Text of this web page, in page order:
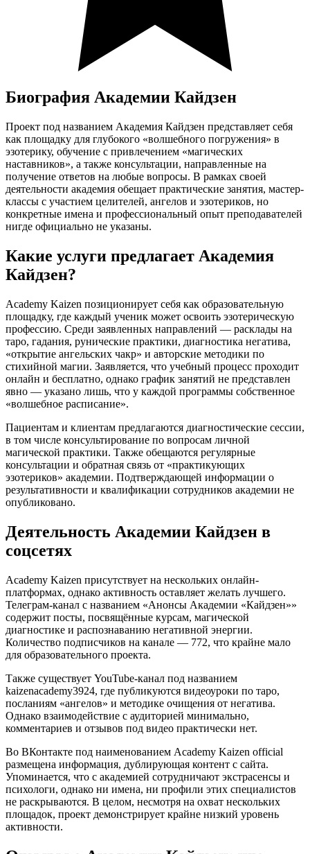
Биография Академии Кайдзен
Проект под названием Академия Кайдзен представляет себя
как площадку для глубокого «волшебного погружения» в
эзотерику, обучение с привлечением «магических
наставников», а также консультации, направленные на
получение ответов на любые вопросы. В рамках своей
деятельности академия обещает практические занятия, мастер-
классы с участием целителей, ангелов и эзотериков, но
конкретные имена и профессиональный опыт преподавателей
нигде официально не указаны.
Какие услуги предлагает Академия
Кайдзен?
Academy Kaizen позиционирует себя как образовательную
площадку, где каждый ученик может освоить эзотерическую
профессию. Среди заявленных направлений — расклады на
таро, гадания, рунические практики, диагностика негатива,
«открытие ангельских чакр» и авторские методики по
стихийной магии. Заявляется, что учебный процесс проходит
онлайн и бесплатно, однако график занятий не представлен
явно — указано лишь, что у каждой программы собственное
«волшебное расписание».
Пациентам и клиентам предлагаются диагностические сессии,
в том числе консультирование по вопросам личной
магической практики. Также обещаются регулярные
консультации и обратная связь от «практикующих
эзотериков» академии. Подтверждающей информации о
результативности и квалификации сотрудников академии не
опубликовано.
Деятельность Академии Кайдзен в
соцсетях
Academy Kaizen присутствует на нескольких онлайн-
платформах, однако активность оставляет желать лучшего.
Телеграм-канал с названием «Анонсы Академии «Кайдзен»»
содержит посты, посвящённые курсам, магической
диагностике и распознаванию негативной энергии.
Количество подписчиков на канале — 772, что крайне мало
для образовательного проекта.
Также существует YouTube-канал под названием
kaizenacademy3924, где публикуются видеоуроки по таро,
посланиям «ангелов» и методике очищения от негатива.
Однако взаимодействие с аудиторией минимально,
комментариев и отзывов под видео практически нет.
Во ВКонтакте под наименованием Academy Kaizen official
размещена информация, дублирующая контент с сайта.
Упоминается, что с академией сотрудничают экстрасенсы и
психологи, однако ни имена, ни профили этих специалистов
не раскрываются. В целом, несмотря на охват нескольких
площадок, проект демонстрирует крайне низкий уровень
активности.